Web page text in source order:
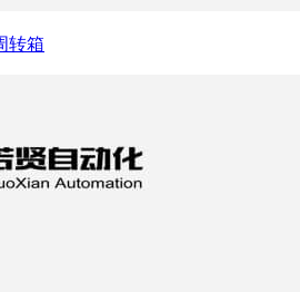
转箱